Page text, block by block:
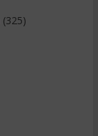
(325)